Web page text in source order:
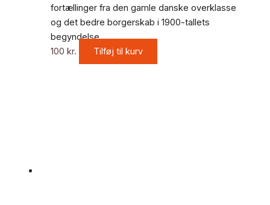
fortællinger fra den gamle danske overklasse
og det bedre borgerskab i 1900-tallets
begyndelse
100 kr. Tilføj til kurv